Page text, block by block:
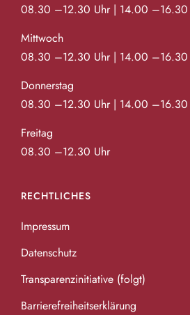
08.30 –12.30 Uhr | 14.00 –16.30
Mittwoch
08.30 –12.30 Uhr | 14.00 –16.30
Donnerstag
08.30 –12.30 Uhr | 14.00 –16.30
Freitag
08.30 –12.30 Uhr
RECHTLICHES
Impressum
Datenschutz
Transparenzinitiative (folgt)
Barrierefreiheitserklärung